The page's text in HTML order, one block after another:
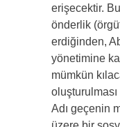
erişecektir.
önderlik
erdiğinden,
yönetimine
mümkün
oluşturulması
Adı geçenin